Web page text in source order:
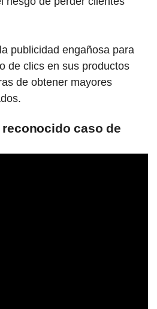
publicidad engañosa para
de clics en sus productos
de obtener mayores
caso de